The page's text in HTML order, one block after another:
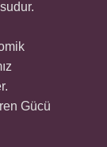
Gücü